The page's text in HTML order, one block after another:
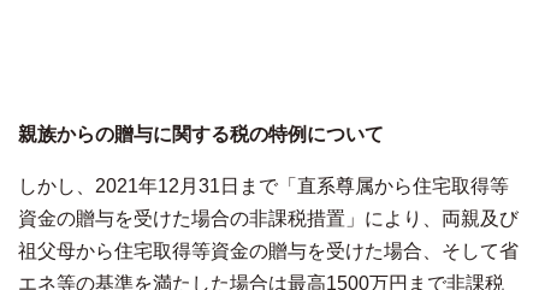
親族からの贈与に関する税の特例について
しかし、2021年12月31日まで「直系尊属から住宅取得等
資金の贈与を受けた場合の非課税措置」により、両親及び
祖父母から住宅取得等資金の贈与を受けた場合、そして省
エネ等の基準を満たした場合は最高1500万円まで非課税